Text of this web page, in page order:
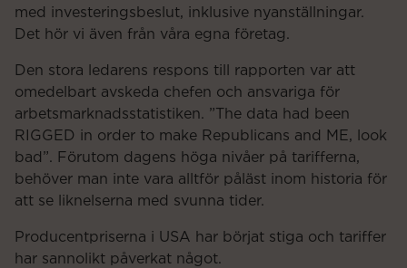
med investeringsbeslut, inklusive nyanställningar.
Det hör vi även från våra egna företag.
Den stora ledarens respons till rapporten var att
omedelbart avskeda chefen och ansvariga för
arbetsmarknadsstatistiken. ”The data had been
RIGGED in order to make Republicans and ME, look
bad”. Förutom dagens höga nivåer på tarifferna,
behöver man inte vara alltför påläst inom historia för
att se liknelserna med svunna tider.
Producentpriserna i USA har börjat stiga och tariffer
har sannolikt påverkat något.